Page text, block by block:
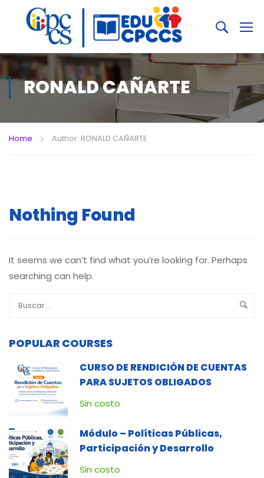
RONALD CAÑARTE
Home Author: RONALD CAÑARTE
Nothing Found
It seems we can’t find what you’re looking for. Perhaps
searching can help.
POPULAR COURSES
CURSO DE RENDICIÓN DE CUENTAS
PARA SUJETOS OBLIGADOS
Sin costo
Módulo – Políticas Públicas,
Participación y Desarrollo
Sin costo